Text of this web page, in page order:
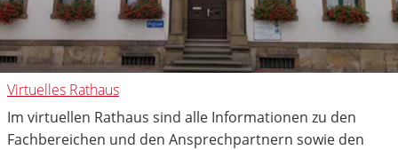
Virtuelles Rathaus
Im virtuellen Rathaus sind alle Informationen zu den
Fachbereichen und den Ansprechpartnern sowie den